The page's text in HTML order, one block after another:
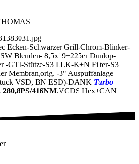
Ecken-Schwarzer Grill-Chrom-Blinker-
Blenden- 8,5x19+225er Dunlop-
-GTI-Stütze-S3 LLK-K+N Filter-S3
Membran,orig. -3" Auspuffanlage
VSD, BN ESD)-DANK Turbo
280,8PS/416NM.VCDS Hex+CAN